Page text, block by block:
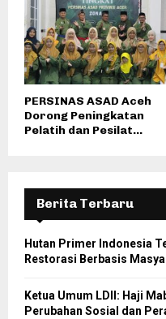
PERSINAS ASAD Aceh
Dorong Peningkatan
Pelatih dan Pesilat...
Berita Terbaru
Hutan Primer Indonesia
Restorasi Berbasis
Ketua Umum LDII: Haji
Perubahan Sosial dan